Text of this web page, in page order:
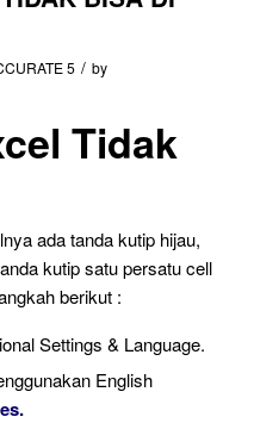
5 / by
Tidak
ada tanda kutip hijau,
kutip satu persatu cell
berikut :
Settings & Language.
English